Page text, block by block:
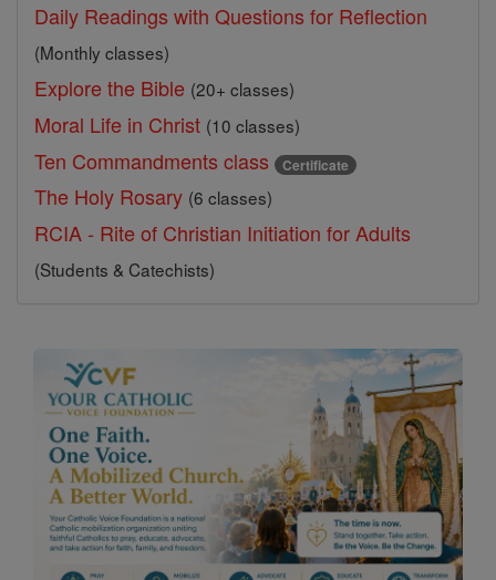
Daily Readings with Questions for Reflection
(Monthly classes)
Explore the Bible (20+ classes)
Moral Life in Christ (10 classes)
Ten Commandments class Certificate
The Holy Rosary (6 classes)
RCIA - Rite of Christian Initiation for Adults
(Students & Catechists)